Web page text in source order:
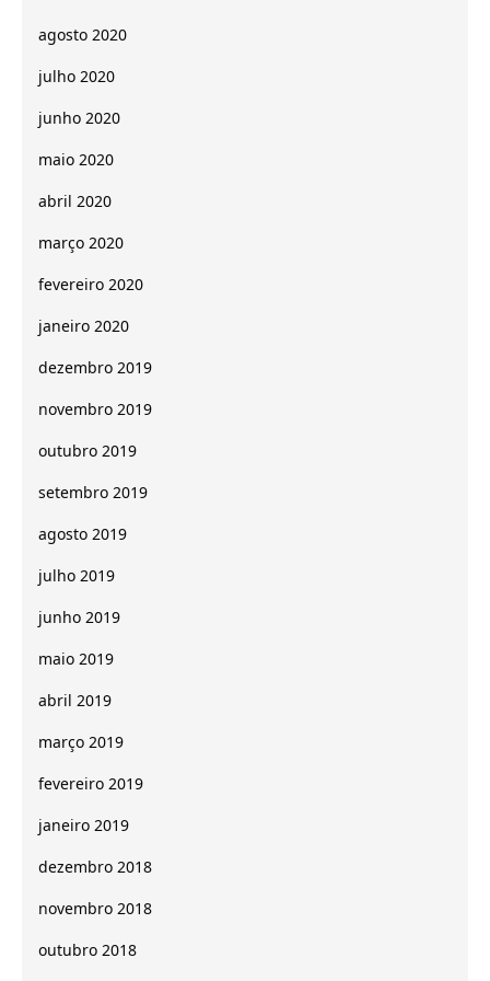
agosto 2020
julho 2020
junho 2020
maio 2020
abril 2020
março 2020
fevereiro 2020
janeiro 2020
dezembro 2019
novembro 2019
outubro 2019
setembro 2019
agosto 2019
julho 2019
junho 2019
maio 2019
abril 2019
março 2019
fevereiro 2019
janeiro 2019
dezembro 2018
novembro 2018
outubro 2018